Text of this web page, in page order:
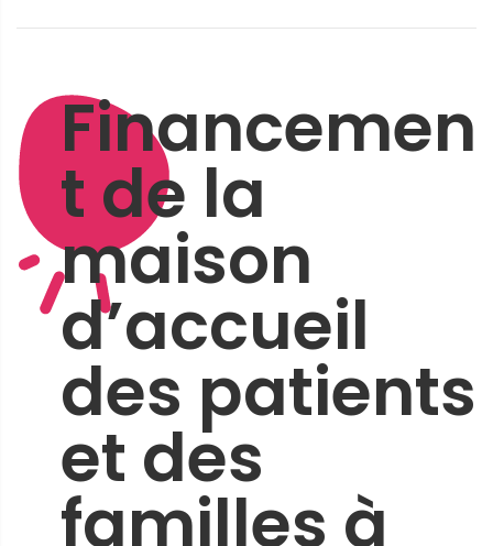
Financemen
t de la
maison
d’accueil
des patients
et des
familles à